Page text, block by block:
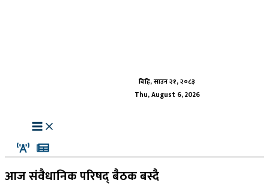
बिहि, साउन २१, २०८३
Thu, August 6, 2026
आज संवैधानिक परिषद् बैठक बस्दै